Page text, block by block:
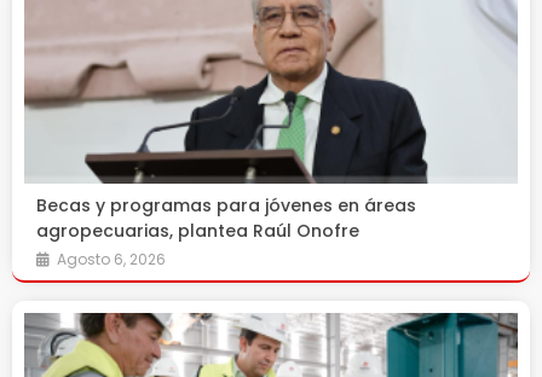
Becas y programas para jóvenes en áreas
agropecuarias, plantea Raúl Onofre
Agosto 6, 2026